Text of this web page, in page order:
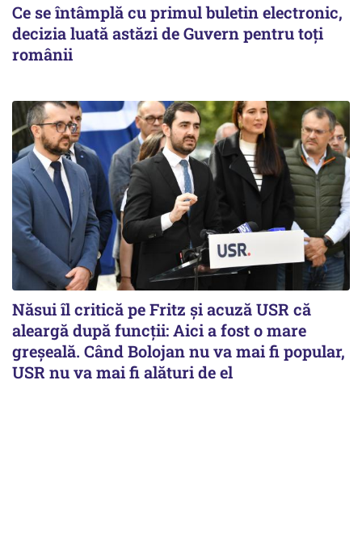
Ce se întâmplă cu primul buletin electronic,
decizia luată astăzi de Guvern pentru toți
românii
Năsui îl critică pe Fritz și acuză USR că
aleargă după funcții: Aici a fost o mare
greșeală. Când Bolojan nu va mai fi popular,
USR nu va mai fi alături de el